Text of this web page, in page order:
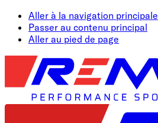
Aller à la navigation principale
Passer au contenu principal
Aller au pied de page